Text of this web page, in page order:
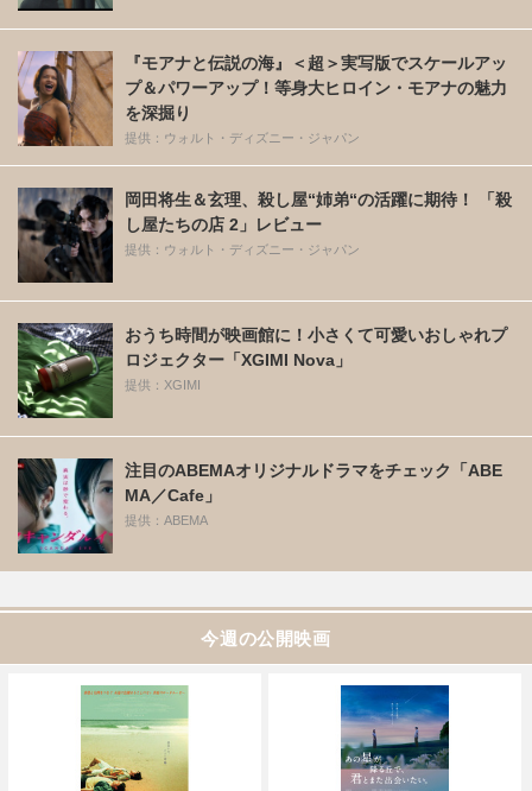
『モアナと伝説の海』＜超＞実写版でスケールアッ
プ＆パワーアップ！等身大ヒロイン・モアナの魅力
を深掘り
提供：ウォルト・ディズニー・ジャパン
岡田将生＆玄理、殺し屋“姉弟“の活躍に期待！ 「殺
し屋たちの店 2」レビュー
提供：ウォルト・ディズニー・ジャパン
おうち時間が映画館に！小さくて可愛いおしゃれプ
ロジェクター「XGIMI Nova」
提供：XGIMI
注目のABEMAオリジナルドラマをチェック「ABE
MA／Cafe」
提供：ABEMA
今週の公開映画